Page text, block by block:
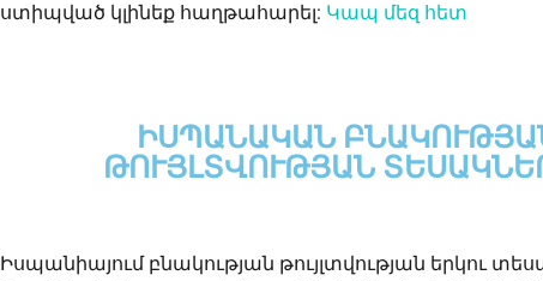
ստիպված կլինեք հաղթահարել: Կապ մեզ հետ
ԻՍՊԱՆԱԿԱՆ
ԹՈՒՅԼՏՎՈՒԹՅԱՆ
Իսպանիայում բնակության թույլտվության երկու